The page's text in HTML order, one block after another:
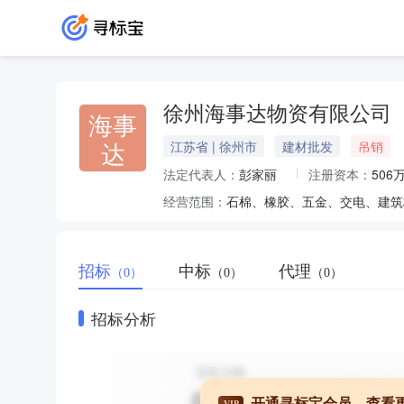
海事
达
徐州海事达物资有限公司
江苏省 | 徐州市 建材批发
吊销
法定代表人： 彭家丽 注册资本： 506
经营范围：
招标 （0） 中标 （0） 代理 （0）
招标分析